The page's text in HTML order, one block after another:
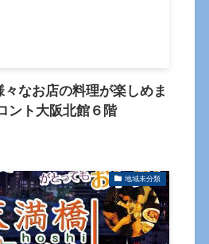
なお店の料理が楽しめま
ト大阪北館６階
地域未分類